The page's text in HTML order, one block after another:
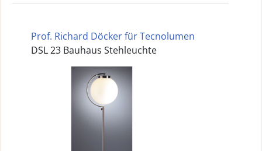
Prof. Richard Döcker für Tecnolumen
DSL 23 Bauhaus Stehleuchte